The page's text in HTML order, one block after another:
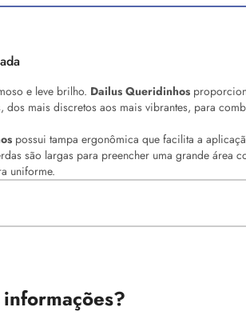
e leve brilho. Dailus Queridinhos
dos mais discretos aos mais vibrantes, para
possui tampa ergonômica que facilita a
são largas para preencher uma grande área
uniforme.